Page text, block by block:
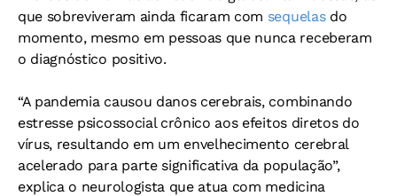
que sobreviveram ainda ficaram com sequelasdo
momento, mesmo em pessoas que nunca receberam
o diagnóstico positivo.
“A pandemia causou danos cerebrais, combinando
estresse psicossocial crônico aos efeitos diretos do
vírus, resultando em um envelhecimento cerebral
acelerado para parte significativa da população”,
explica o neurologista que atua com medicina